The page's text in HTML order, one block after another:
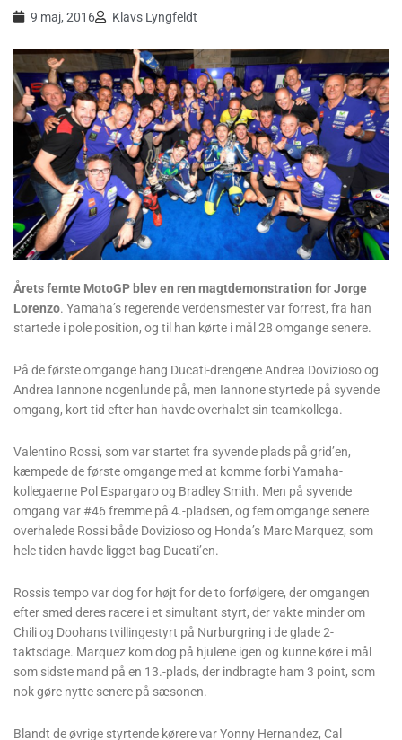
9 maj, 2016 Klavs Lyngfeldt
Årets femte MotoGP blev en ren magtdemonstration for Jorge
Lorenzo. Yamaha’s regerende verdensmester var forrest, fra han
startede i pole position, og til han kørte i mål 28 omgange senere.
På de første omgange hang Ducati-drengene Andrea Dovizioso og
Andrea Iannone nogenlunde på, men Iannone styrtede på syvende
omgang, kort tid efter han havde overhalet sin teamkollega.
Valentino Rossi, som var startet fra syvende plads på grid’en,
kæmpede de første omgange med at komme forbi Yamaha-
kollegaerne Pol Espargaro og Bradley Smith. Men på syvende
omgang var #46 fremme på 4.-pladsen, og fem omgange senere
overhalede Rossi både Dovizioso og Honda’s Marc Marquez, som
hele tiden havde ligget bag Ducati’en.
Rossis tempo var dog for højt for de to forfølgere, der omgangen
efter smed deres racere i et simultant styrt, der vakte minder om
Chili og Doohans tvillingestyrt på Nurburgring i de glade 2-
taktsdage. Marquez kom dog på hjulene igen og kunne køre i mål
som sidste mand på en 13.-plads, der indbragte ham 3 point, som
nok gøre nytte senere på sæsonen.
Blandt de øvrige styrtende kørere var Yonny Hernandez, Cal